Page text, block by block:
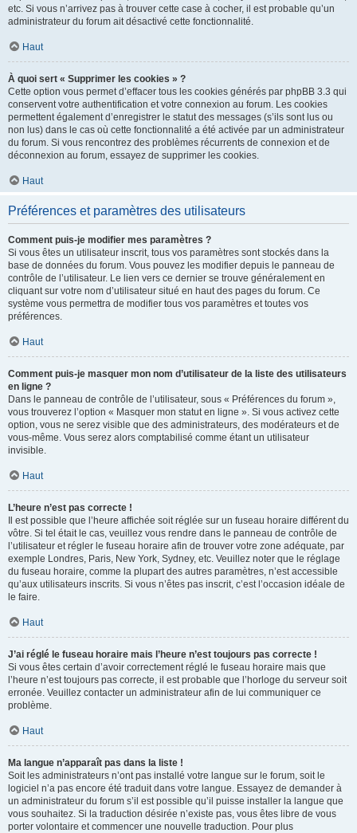
etc. Si vous n’arrivez pas à trouver cette case à cocher, il est probable qu’un
administrateur du forum ait désactivé cette fonctionnalité.
Haut
À quoi sert « Supprimer les cookies » ?
Cette option vous permet d’effacer tous les cookies générés par phpBB 3.3 qui
conservent votre authentification et votre connexion au forum. Les cookies
permettent également d’enregistrer le statut des messages (s’ils sont lus ou
non lus) dans le cas où cette fonctionnalité a été activée par un administrateur
du forum. Si vous rencontrez des problèmes récurrents de connexion et de
déconnexion au forum, essayez de supprimer les cookies.
Haut
Préférences et paramètres des utilisateurs
Comment puis-je modifier mes paramètres ?
Si vous êtes un utilisateur inscrit, tous vos paramètres sont stockés dans la
base de données du forum. Vous pouvez les modifier depuis le panneau de
contrôle de l’utilisateur. Le lien vers ce dernier se trouve généralement en
cliquant sur votre nom d’utilisateur situé en haut des pages du forum. Ce
système vous permettra de modifier tous vos paramètres et toutes vos
préférences.
Haut
Comment puis-je masquer mon nom d’utilisateur de la liste des utilisateurs
en ligne ?
Dans le panneau de contrôle de l’utilisateur, sous « Préférences du forum »,
vous trouverez l’option « Masquer mon statut en ligne ». Si vous activez cette
option, vous ne serez visible que des administrateurs, des modérateurs et de
vous-même. Vous serez alors comptabilisé comme étant un utilisateur
invisible.
Haut
L’heure n’est pas correcte !
Il est possible que l’heure affichée soit réglée sur un fuseau horaire différent du
vôtre. Si tel était le cas, veuillez vous rendre dans le panneau de contrôle de
l’utilisateur et régler le fuseau horaire afin de trouver votre zone adéquate, par
exemple Londres, Paris, New York, Sydney, etc. Veuillez noter que le réglage
du fuseau horaire, comme la plupart des autres paramètres, n’est accessible
qu’aux utilisateurs inscrits. Si vous n’êtes pas inscrit, c’est l’occasion idéale de
le faire.
Haut
J’ai réglé le fuseau horaire mais l’heure n’est toujours pas correcte !
Si vous êtes certain d’avoir correctement réglé le fuseau horaire mais que
l’heure n’est toujours pas correcte, il est probable que l’horloge du serveur soit
erronée. Veuillez contacter un administrateur afin de lui communiquer ce
problème.
Haut
Ma langue n’apparaît pas dans la liste !
Soit les administrateurs n’ont pas installé votre langue sur le forum, soit le
logiciel n’a pas encore été traduit dans votre langue. Essayez de demander à
un administrateur du forum s’il est possible qu’il puisse installer la langue que
vous souhaitez. Si la traduction désirée n’existe pas, vous êtes libre de vous
porter volontaire et commencer une nouvelle traduction. Pour plus